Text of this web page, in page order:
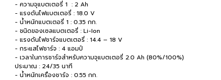
- ความจุแบตเตอรี่ 1 : 2 Ah
- แรงดันไฟแบตเตอรี่ : 18.0 V
- น้ำหนักแบตเตอรี่ 1 : 0.35 กก.
- ชนิดของเซลแบตเตอรี่ : Li-Ion
- แรงดันไฟชาร์จแบตเตอรี่ : 14.4 – 18 V
- กระแสไฟชาร์จ : 4 แอมป์
- เวลาในการชาร์จสำหรับความจุแบตเตอรี่ 2.0 Ah (80%/100%)
ประมาณ : 24/35 นาที
- น้ำหนักเครื่องชาร์จ : 0.55 กก.